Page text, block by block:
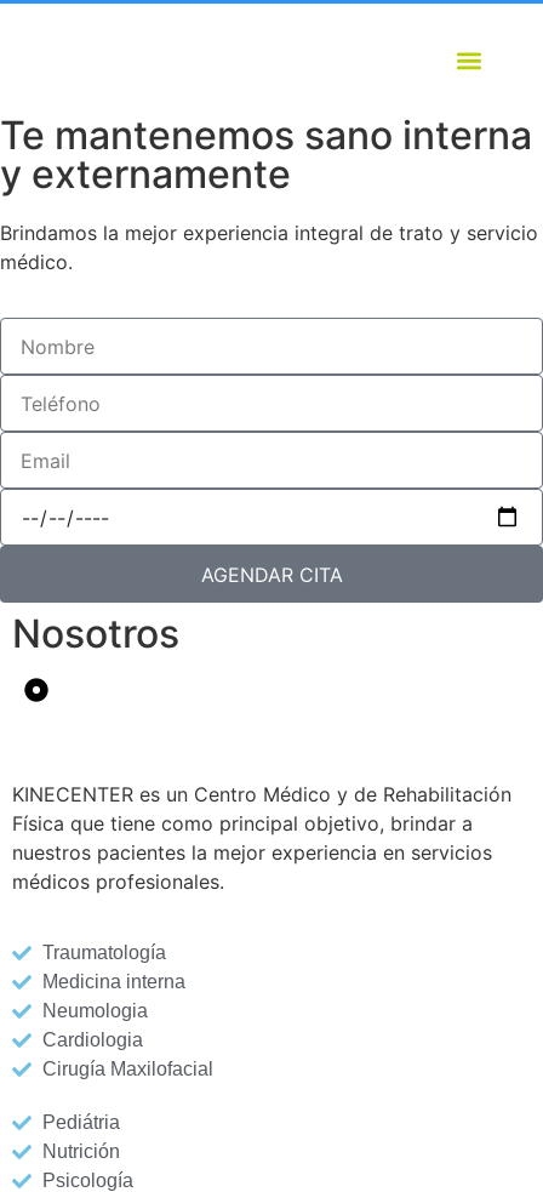
Te mantenemos sano interna
y externamente
Brindamos la mejor experiencia integral de trato y servicio
médico.
AGENDAR CITA
Nosotros
KINECENTER es un Centro Médico y de Rehabilitación
Física que tiene como principal objetivo, brindar a
nuestros pacientes la mejor experiencia en servicios
médicos profesionales.
Traumatología
Medicina interna
Neumologia
Cardiologia
Cirugía Maxilofacial
Pediátria
Nutrición
Psicología